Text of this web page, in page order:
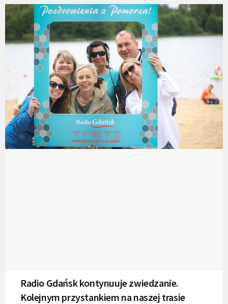
Radio Gdańsk kontynuuje zwiedzanie.
Kolejnym przystankiem na naszej trasie